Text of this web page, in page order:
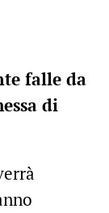
falle da
di